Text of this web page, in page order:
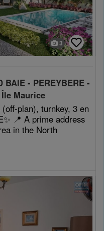
3
- PEREYBERE -
Île Maurice
plan), turnkey, 3 en
📍 A prime address
in the North